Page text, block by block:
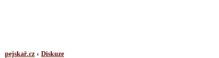
pejskař.cz ‹ Diskuze